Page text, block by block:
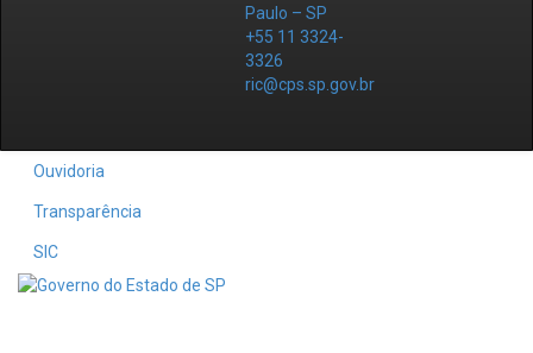
Paulo – SP
+55 11 3324-
3326
ric@cps.sp.gov.br
Ouvidoria
Transparência
SIC